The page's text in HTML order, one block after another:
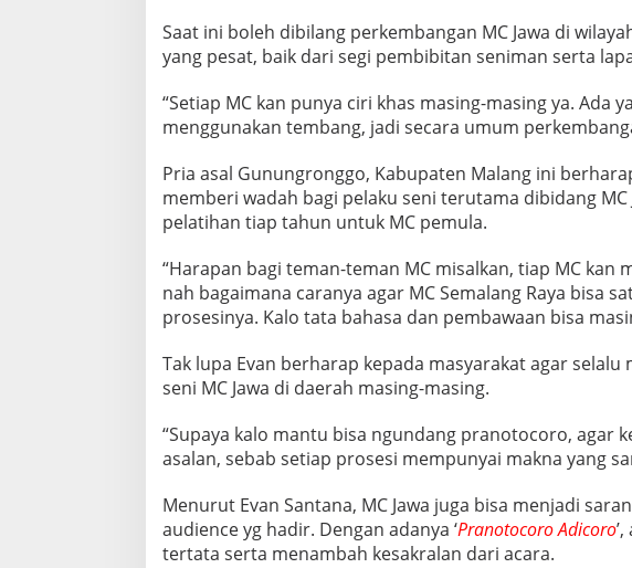
Saat ini boleh dibilang perkembangan MC Jawa di
yang pesat, baik dari segi pembibitan seniman serta
“Setiap MC kan punya ciri khas masing-masing ya. Ada
menggunakan tembang, jadi secara umum
Pria asal Gunungronggo, Kabupaten Malang ini
memberi wadah bagi pelaku seni terutama dibidang
pelatihan tiap tahun untuk MC pemula.
“Harapan bagi teman-teman MC misalkan, tiap MC kan
nah bagaimana caranya agar MC Semalang Raya bisa
prosesinya. Kalo tata bahasa dan pembawaan bisa
Tak lupa Evan berharap kepada masyarakat agar
seni MC Jawa di daerah masing-masing.
“Supaya kalo mantu bisa ngundang pranotocoro, agar
asalan, sebab setiap prosesi mempunyai makna yang
Menurut Evan Santana, MC Jawa juga bisa menjadi
audience yg hadir. Dengan adanya ‘Pranotocoro Adicoro
tertata serta menambah kesakralan dari acara.